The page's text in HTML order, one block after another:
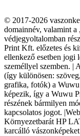
© 2017-2026
domainnév, valamint
védjegyoltalomban
Print Kft. előzetes és
ellenkező esetben jogi
személlyel szemben. | A
(így különösen:
grafika, fotók) a
képezik, így a Wuwu
részének bármilyen
kapcsolatos jogot.
Környezetbarát HP
karcálló